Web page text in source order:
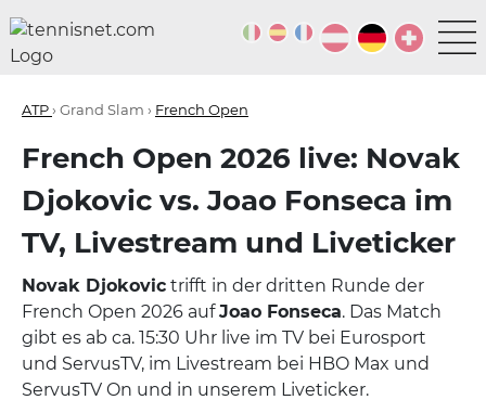
ATP› Grand Slam › French Open
French Open 2026 live: Novak
Djokovic vs. Joao Fonseca im
TV, Livestream und Liveticker
Novak Djokovic trifft in der dritten Runde der
French Open 2026 aufJoao Fonseca. Das Match
gibt es ab ca. 15:30 Uhr live im TV bei Eurosport
und ServusTV, im Livestream bei HBO Max und
ServusTV On und in unserem Liveticker.